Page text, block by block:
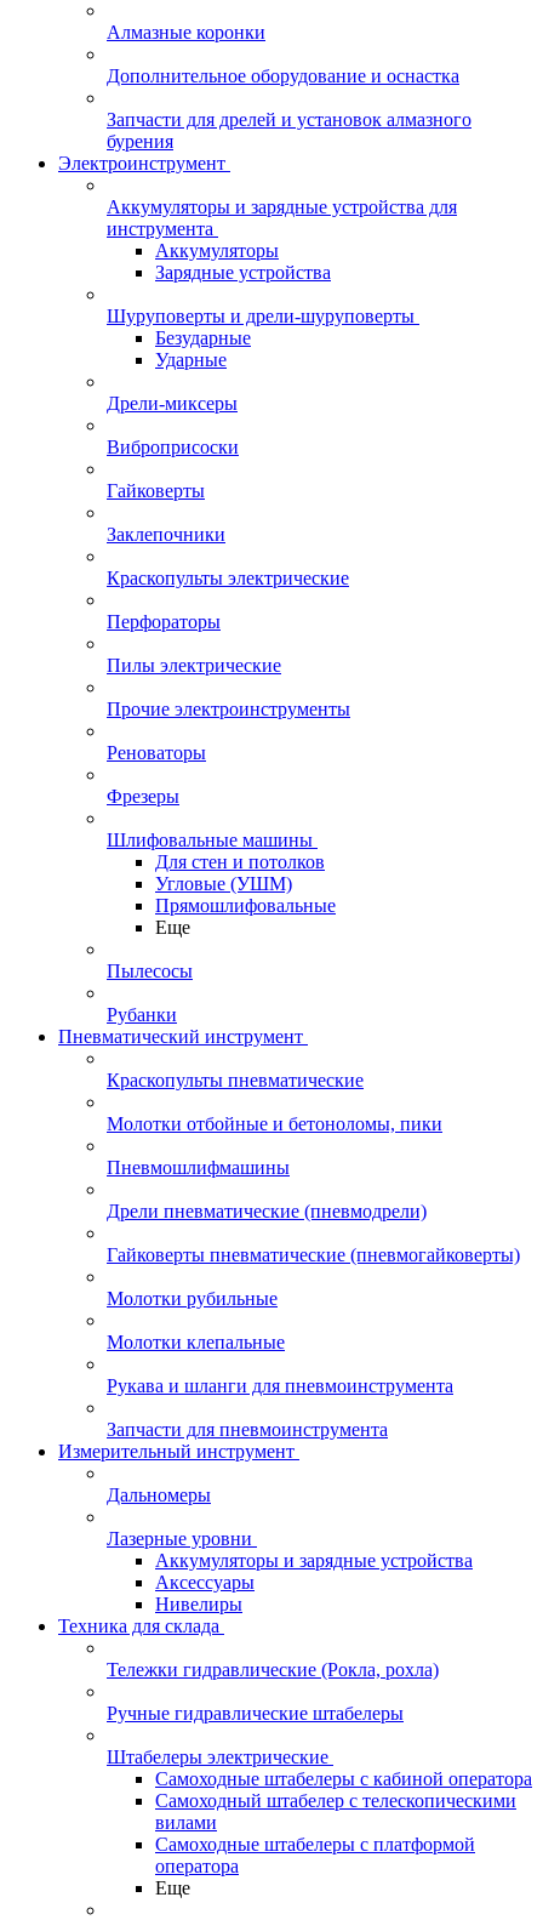
Алмазные коронки
Дополнительное оборудование и оснастка
Запчасти для дрелей и установок алмазного
бурения
Электроинструмент
Аккумуляторы и зарядные устройства для
инструмента
Аккумуляторы
Зарядные устройства
Шуруповерты и дрели-шуруповерты
Безударные
Ударные
Дрели-миксеры
Виброприсоски
Гайковерты
Заклепочники
Краскопульты электрические
Перфораторы
Пилы электрические
Прочие электроинструменты
Реноваторы
Фрезеры
Шлифовальные машины
Для стен и потолков
Угловые (УШМ)
Прямошлифовальные
Еще
Пылесосы
Рубанки
Пневматический инструмент
Краскопульты пневматические
Молотки отбойные и бетоноломы, пики
Пневмошлифмашины
Дрели пневматические (пневмодрели)
Гайковерты пневматические (пневмогайковерты)
Молотки рубильные
Молотки клепальные
Рукава и шланги для пневмоинструмента
Запчасти для пневмоинструмента
Измерительный инструмент
Дальномеры
Лазерные уровни
Аккумуляторы и зарядные устройства
Аксессуары
Нивелиры
Техника для склада
Тележки гидравлические (Рокла, рохла)
Ручные гидравлические штабелеры
Штабелеры электрические
Самоходные штабелеры с кабиной оператора
Самоходный штабелер с телескопическими
вилами
Самоходные штабелеры с платформой
оператора
Еще